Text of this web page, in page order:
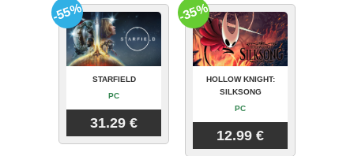
STARFIELD
PC
31.29 €
-55%
HOLLOW KNIGHT:
SILKSONG
PC
12.99 €
-35%